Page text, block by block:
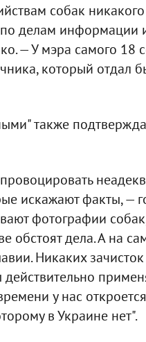
собак
делам информации
— У мэра самого 18
который отдал
также
искажают факты, —
фотографии
обстоят дела. А на
Никаких
у нас
в Украине нет".